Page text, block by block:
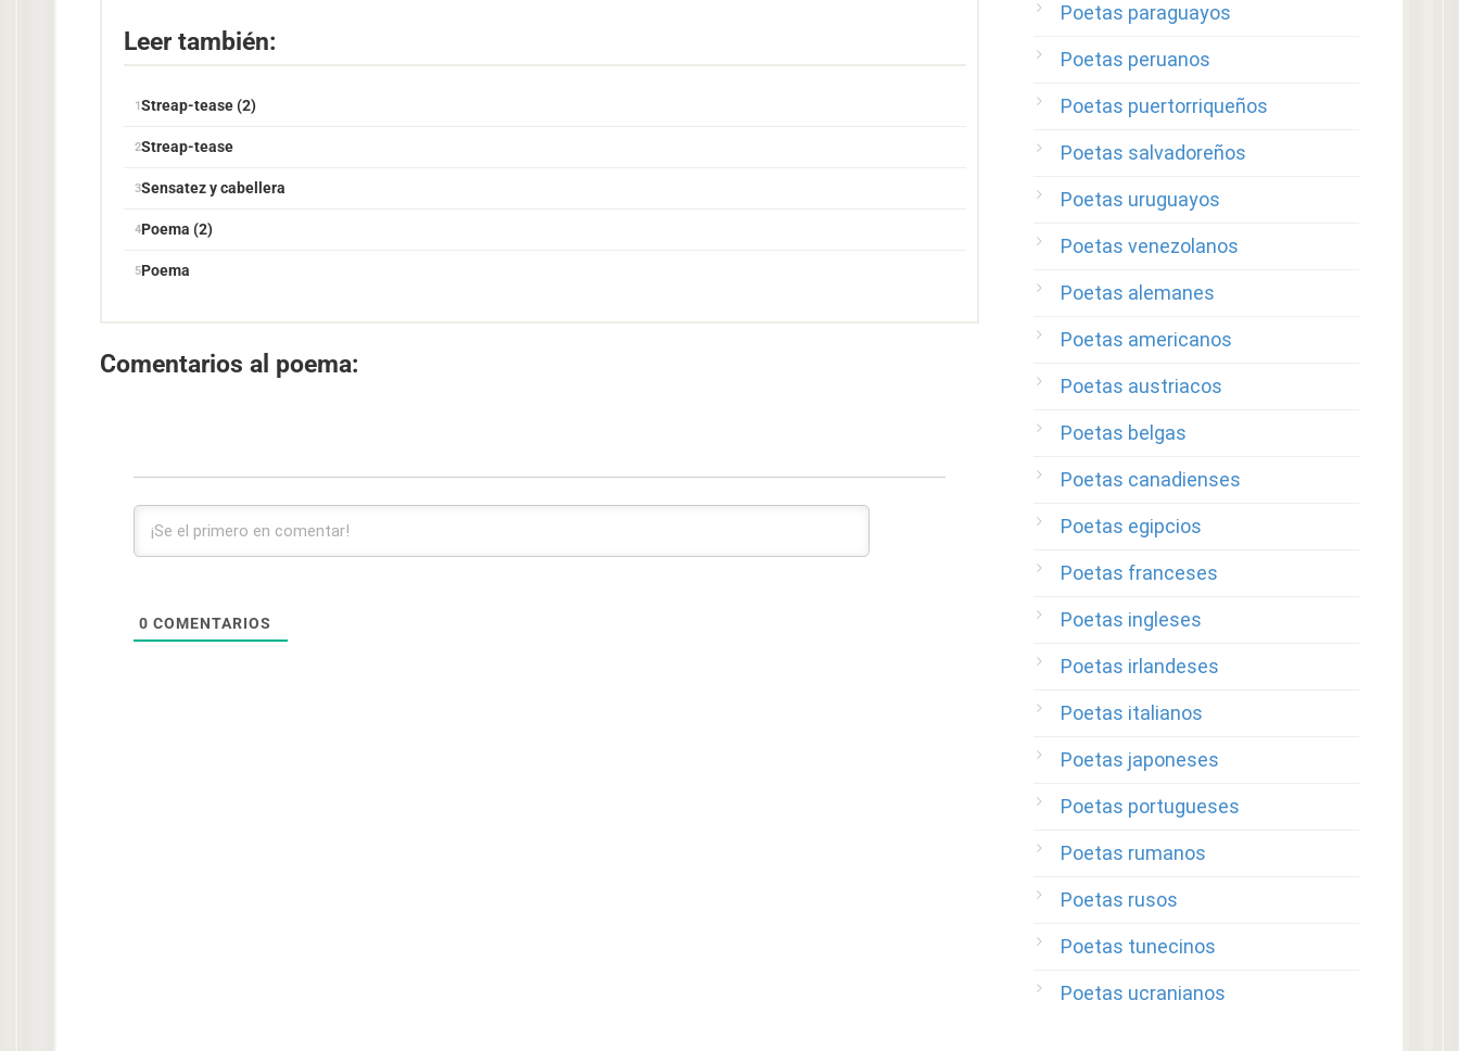
Leer también:
Streap-tease (2)
Streap-tease
Sensatez y cabellera
Poema (2)
Poema
Comentarios al poema:
0 COMENTARIOS
Poetas paraguayos
Poetas peruanos
Poetas puertorriqueños
Poetas salvadoreños
Poetas uruguayos
Poetas venezolanos
Poetas alemanes
Poetas americanos
Poetas austriacos
Poetas belgas
Poetas canadienses
Poetas egipcios
Poetas franceses
Poetas ingleses
Poetas irlandeses
Poetas italianos
Poetas japoneses
Poetas portugueses
Poetas rumanos
Poetas rusos
Poetas tunecinos
Poetas ucranianos